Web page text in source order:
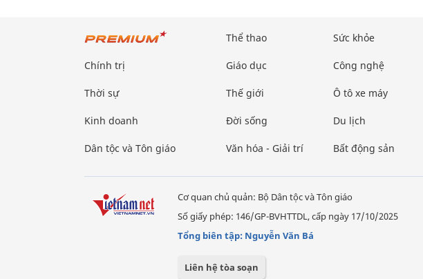
Chính trị
Thời sự
Kinh doanh
Dân tộc và Tôn giáo
Thể thao
Giáo dục
Thế giới
Đời sống
Văn hóa - Giải trí
Sức khỏe
Công nghệ
Ô tô xe máy
Du lịch
Bất động sản
Cơ quan chủ quản: Bộ Dân tộc và Tôn giáo
Số giấy phép: 146/GP-BVHTTDL, cấp ngày 17/10/2025
Tổng biên tập: Nguyễn Văn Bá
Liên hệ tòa soạn